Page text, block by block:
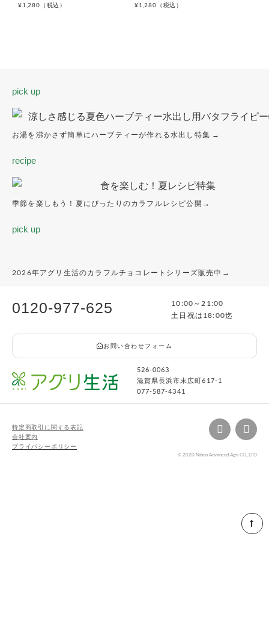
¥1,280 （税込）
¥1,280 （税込）
pick up
お湯を沸かさず簡単にハーブティーが作れる水出し特集 →
recipe
季節を楽しもう！夏にぴったりのカラフルレシピ公開→
pick up
2026年アグリ生活のカラフルチョコレートシリーズ販売中→
0120-977-625
10:00～21:00
土日祝は18:00迄
お問い合わせフォーム
526-0063
滋賀県長浜市末広町617-1
077-587-4341
特定商取引に関する表記
会社案内
プライバシーポリシー
© 2020 Nihon Advanced Agri CO.,LTD